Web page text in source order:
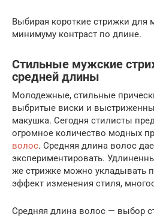
Выбирая короткие стрижки для
минимуму контраст по длине.
Стильные мужские
средней длины
Молодежные, стильные
выбритые виски и
макушка. Сегодня стилисты
огромное количество модных
волос. Средняя длина волос
экспериментировать.
же стрижке можно укладывать
эффект изменения стиля,
Средняя длина волос — выбор